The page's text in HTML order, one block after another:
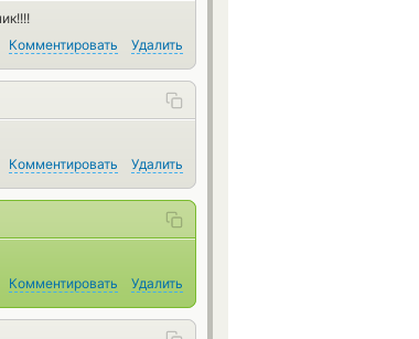
Комментировать
Удалить
Комментировать
Удалить
Комментировать
Удалить